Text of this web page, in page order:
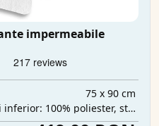
impermeabile
75 x 90 cm
Material superior și inferior: 100% poliester, strat intermediar: 100% poliuretan, strat absorbant: 100% poliester